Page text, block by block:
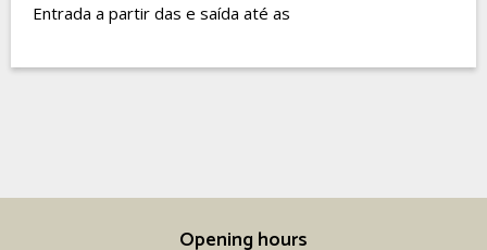
Entrada a partir das e saída até as
Opening hours